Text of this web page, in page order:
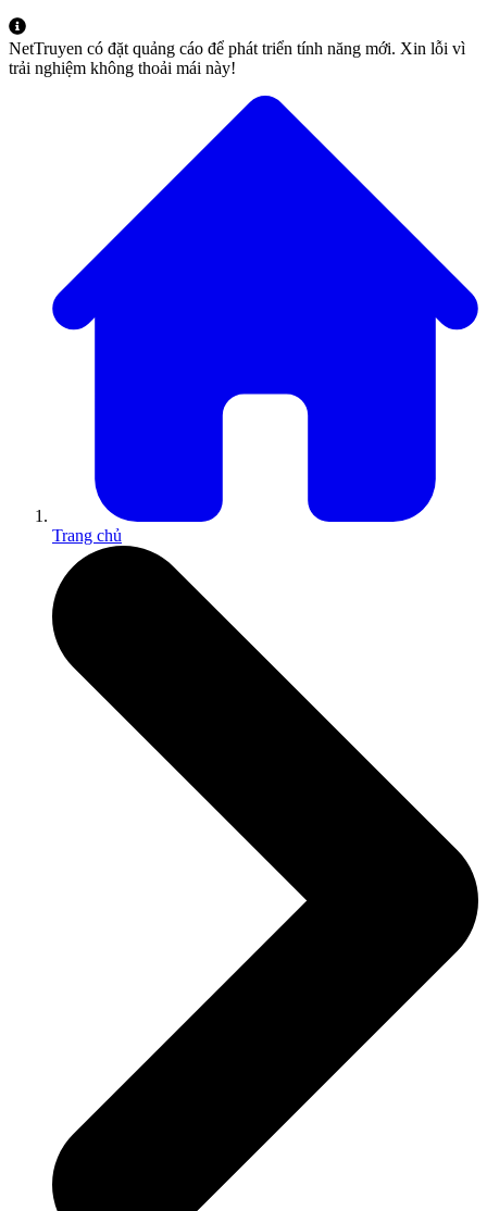
NetTruyen có đặt quảng cáo để phát triển tính năng mới. Xin lỗi vì
trải nghiệm không thoải mái này!
Trang chủ